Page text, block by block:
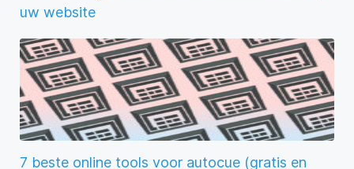
uw website
7 beste online tools voor autocue (gratis en